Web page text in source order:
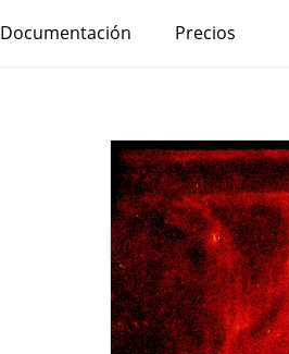
Documentación Precios